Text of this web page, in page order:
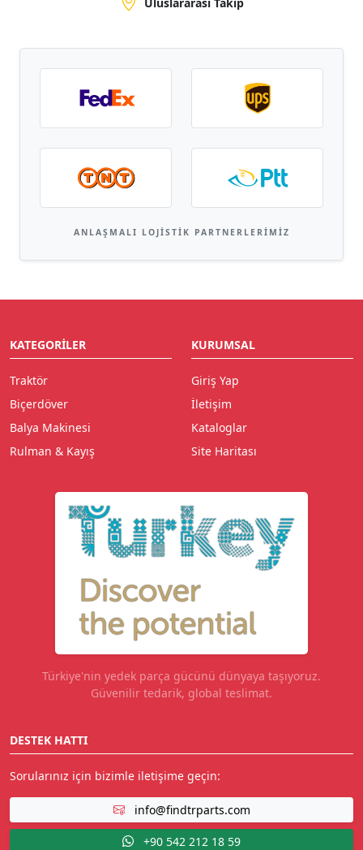
ANLAŞMALI LOJISTIK PARTNERLERIMIZ
KATEGORILER
Traktör
Biçerdöver
Balya Makinesi
Rulman & Kayış
KURUMSAL
Giriş Yap
İletişim
Kataloglar
Site Haritası
Türkiye'nin yedek parça gücünü dünyaya taşıyoruz.
Güvenilir tedarik, global teslimat.
DESTEK HATTI
Sorularınız için bizimle iletişime geçin:
info@findtrparts.com
+90 542 212 18 59